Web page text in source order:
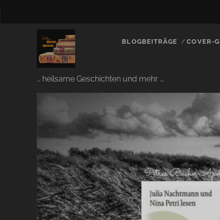
… heilsame Geschichten und mehr …
BLOGBEITRÄGE COVER-